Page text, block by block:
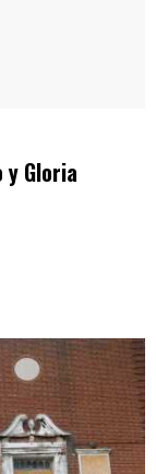
y Gloria